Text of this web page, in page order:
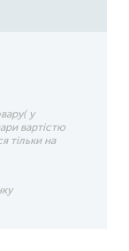
у
вартістю
тільки на